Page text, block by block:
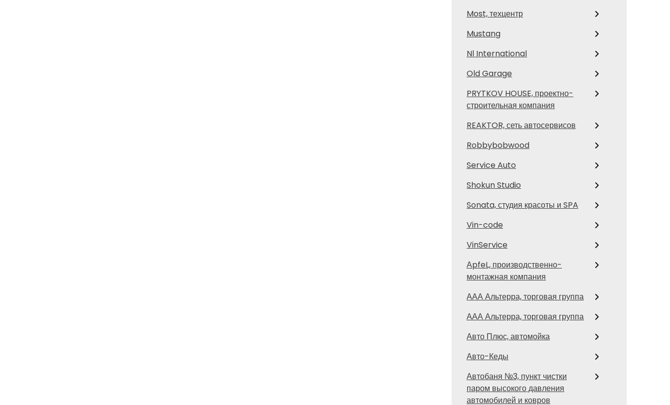
Most, техцентр
Mustang
Nl International
Old Garage
PRYTKOV HOUSE, проектно-
строительная компания
REAKTOR, сеть автосервисов
Robbybobwood
Service Auto
Shokun Studio
Sonata, студия красоты и SPA
Vin-code
VinService
АpfeL, производственно-
монтажная компания
ААА Альтерра, торговая группа
ААА Альтерра, торговая группа
Авто Плюс, автомойка
Авто-Кеды
Автобаня №3, пункт чистки
паром высокого давления
автомобилей и ковров